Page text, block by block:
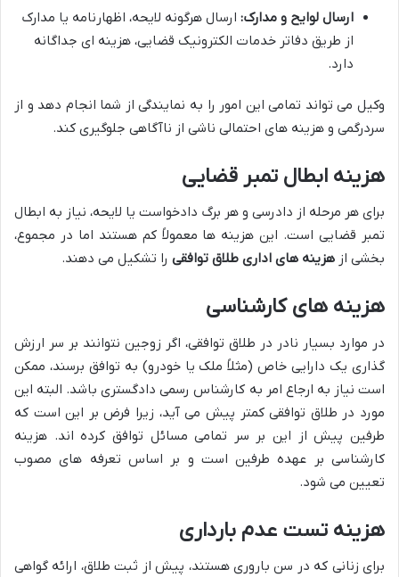
ارسال لوایح و مدارک: ارسال هرگونه لایحه، اظهارنامه یا مدارک
از طریق دفاتر خدمات الکترونیک قضایی، هزینه ای جداگانه
دارد.
وکیل می تواند تمامی این امور را به نمایندگی از شما انجام دهد و از
سردرگمی و هزینه های احتمالی ناشی از ناآگاهی جلوگیری کند.
هزینه ابطال تمبر قضایی
برای هر مرحله از دادرسی و هر برگ دادخواست یا لایحه، نیاز به ابطال
تمبر قضایی است. این هزینه ها معمولاً کم هستند اما در مجموع،
بخشی از هزینه های اداری طلاق توافقی را تشکیل می دهند.
هزینه های کارشناسی
در موارد بسیار نادر در طلاق توافقی، اگر زوجین نتوانند بر سر ارزش
گذاری یک دارایی خاص (مثلاً ملک یا خودرو) به توافق برسند، ممکن
است نیاز به ارجاع امر به کارشناس رسمی دادگستری باشد. البته این
مورد در طلاق توافقی کمتر پیش می آید، زیرا فرض بر این است که
طرفین پیش از این بر سر تمامی مسائل توافق کرده اند. هزینه
کارشناسی بر عهده طرفین است و بر اساس تعرفه های مصوب
تعیین می شود.
هزینه تست عدم بارداری
برای زنانی که در سن باروری هستند، پیش از ثبت طلاق، ارائه گواهی